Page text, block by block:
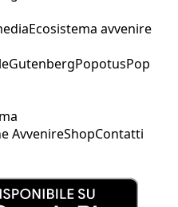
Ecosistema avvenire
GutenbergPopotusPop
AvvenireShopContatti